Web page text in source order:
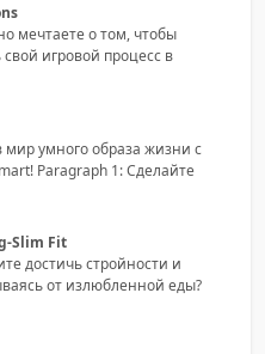
мечтаете о том, чтобы
игровой процесс в
мир умного образа жизни с
Paragraph 1: Сделайте
Slim Fit
достичь стройности и
от излюбленной еды?